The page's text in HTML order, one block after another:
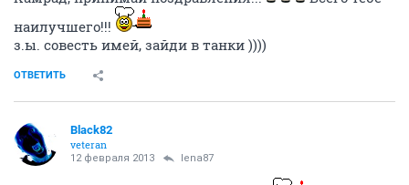
наилучшего!!!
з.ы. совесть имей, зайди в танки ))))
ОТВЕТИТЬ
Black82
veteran
12 февраля 2013 lena87